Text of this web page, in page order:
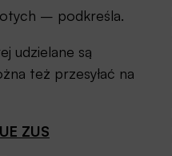
– podkreśla.
udzielane są
też przesyłać na
ZUS